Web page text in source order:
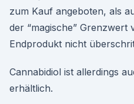
zum Kauf angeboten, als
der “magische” Grenzwert
Endprodukt nicht
Cannabidiol ist allerdings
erhältlich.